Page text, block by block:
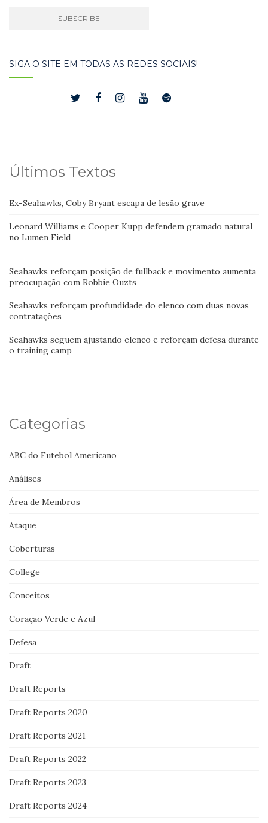
SIGA O SITE EM TODAS AS REDES SOCIAIS!
Últimos Textos
Ex-Seahawks, Coby Bryant escapa de lesão grave
Leonard Williams e Cooper Kupp defendem gramado natural
no Lumen Field
Seahawks reforçam posição de fullback e movimento aumenta
preocupação com Robbie Ouzts
Seahawks reforçam profundidade do elenco com duas novas
contratações
Seahawks seguem ajustando elenco e reforçam defesa durante
o training camp
Categorias
ABC do Futebol Americano
Análises
Área de Membros
Ataque
Coberturas
College
Conceitos
Coração Verde e Azul
Defesa
Draft
Draft Reports
Draft Reports 2020
Draft Reports 2021
Draft Reports 2022
Draft Reports 2023
Draft Reports 2024